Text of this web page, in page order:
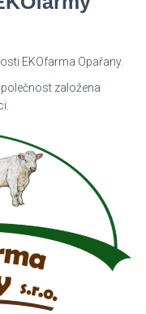
EKOfarma Opařany.
založena